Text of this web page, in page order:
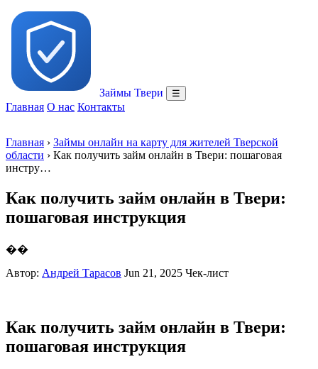
Займы Твери ☰
Главная О нас Контакты
Главная › Займы онлайн на карту для жителей Тверской
области › Как получить займ онлайн в Твери: пошаговая
инстру…
Как получить займ онлайн в Твери:
пошаговая инструкция
��
Автор: Андрей Тарасов Jun 21, 2025 Чек-лист
Как получить займ онлайн в Твери:
пошаговая инструкция